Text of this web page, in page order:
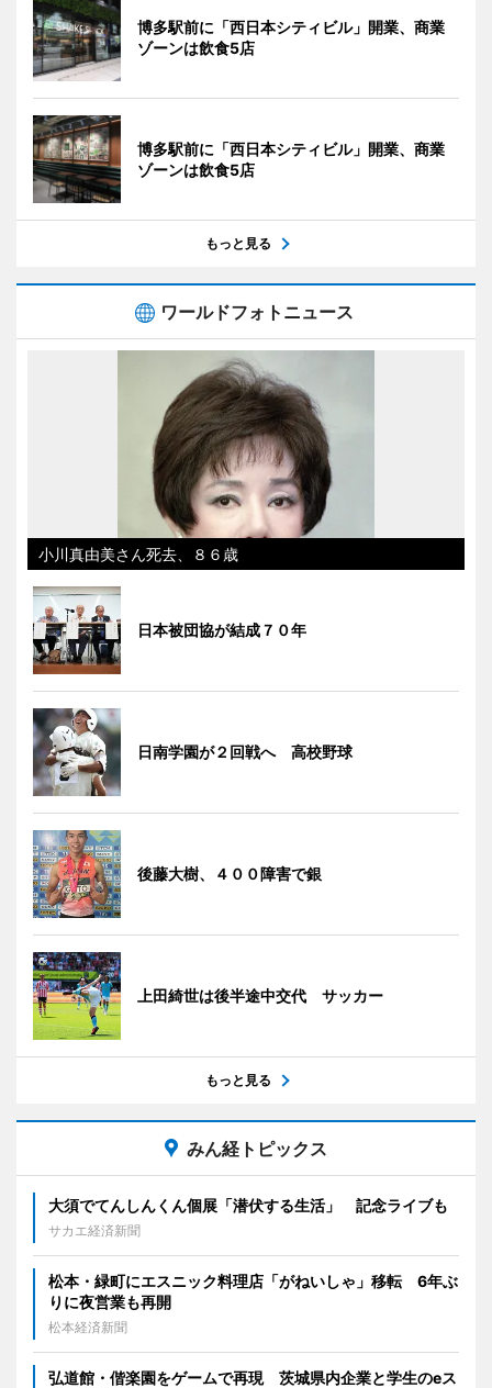
博多駅前に「西日本シティビル」開業、商業
ゾーンは飲食5店
博多駅前に「西日本シティビル」開業、商業
ゾーンは飲食5店
もっと見る
ワールドフォトニュース
小川真由美さん死去、８６歳
日本被団協が結成７０年
日南学園が２回戦へ 高校野球
後藤大樹、４００障害で銀
上田綺世は後半途中交代 サッカー
もっと見る
みん経トピックス
大須でてんしんくん個展「潜伏する生活」 記念ライブも
サカエ経済新聞
松本・緑町にエスニック料理店「がねいしゃ」移転 6年ぶ
りに夜営業も再開
松本経済新聞
弘道館・偕楽園をゲームで再現 茨城県内企業と学生のeス